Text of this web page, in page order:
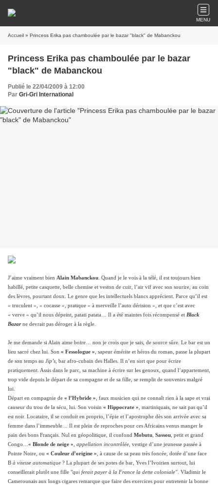
MENU
Accueil » Princess Erika pas chamboulée par le bazar "black" de Mabanckou
Princess Erika pas chamboulée par le bazar
"black" de Mabanckou
Publié le 22/04/2009 à 12:00
Par Gri-Gri International
J’aime vraiment bien Alain Mabanckou . Quand je le vois à la télé, il est toujours bien
habillé, petite casquette, belle chemise et veston de cuir, l’air vif avec son sourire, au coin
des lèvres, pourtant doux. Le genre que les intellectuels blancs apprécient. Parce qu’il est
« truculent », « cocasse », pratique « à merveille l’auto dérision », et que c’est avec
« verve » qu’il nous dépeint, patati patata… Il a été maintes fois récompensé et Black
Bazarne devrait pas déroger à la règle.
Je me demande si Alain aime boire… non je crois que je sais, de source sûre. Le bar est un
lieu sacré chez lui. Son « Fessologue » , sapeur émérite et héros du roman, passe la plupart
de son temps au Jip’s , bar afro-cubain des Halles. Il n’en sort que pour écrire
pratiquement. Assis dans le parc, sa machine à écrire sur les genoux, quand l’appartement,
trop vide depuis le départ de sa compagne et de sa fille, se remplit de souvenirs malgré
lui.
Départ en compagnie de « l’Hybride » , faux musicien qui ne connaît rien à la sape et vrai
causeur du trou de la sécu, lui. Son voisin « Hippocrate » , martiniquais, ne sait pas qu’il
est noir. Locataire, il se conduit en proprio, l’épie et l’apostrophe dès son arrivée avec sa
femme dans l’immeuble… Il est plein de reproches pour ces Africains venus manger le
pain des bons Français. Nul en géopolitique, il confond Mobutu Sassou , petit et grand
Congo… « Blonde de neige » appellation incontrôlée , vestige d’une jeunesse passée à
Pointe Noire, ou « Couleur d’origine » , à cause de sa peau très foncée, dotée d’une face
B à vitesse automatique ? La plupart de ses potes de bar, Yves l’Ivoirien surtout, lui
conseillerait plutôt une fille "qui ferait payer à la France la dette coloniale" . Vladimir le
Camerounais aux longs cigares remarque que faire des exercices pour entretenir la bonne